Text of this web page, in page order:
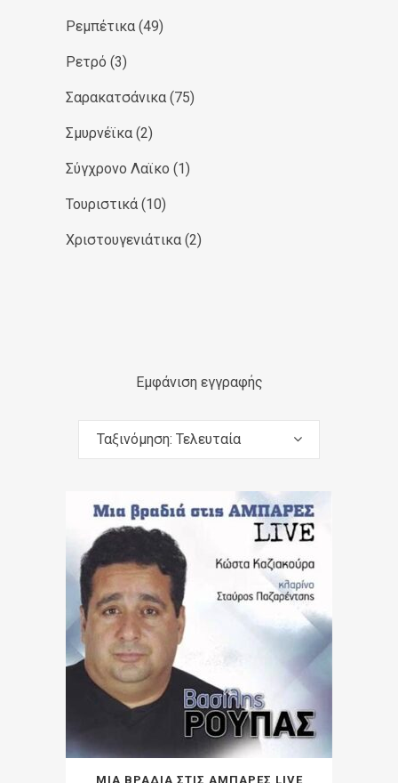
Ρεμπέτικα (49)
Ρετρό (3)
Σαρακατσάνικα (75)
Σμυρνέϊκα (2)
Σύγχρονο Λαϊκο (1)
Τουριστικά (10)
Χριστουγενιάτικα (2)
Εμφάνιση εγγραφής
Ταξινόμηση: Τελευταία
ΜΙΑ ΒΡΑΔΙΑ ΣΤΙΣ ΑΜΠΑΡΕΣ LIVE